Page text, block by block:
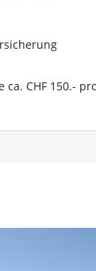
ca. CHF 150.-